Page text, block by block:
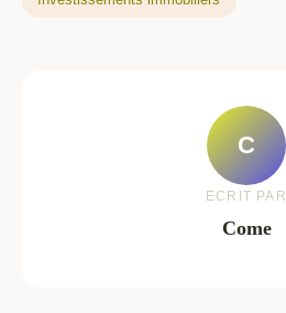
C
ECRIT PAR
Come